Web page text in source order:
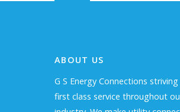
ABOUT US
G S Energy Connections
first class service throughout